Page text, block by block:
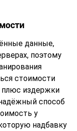
данные,
поэтому
стоимости
плюс издержки
способ
у
надбавку